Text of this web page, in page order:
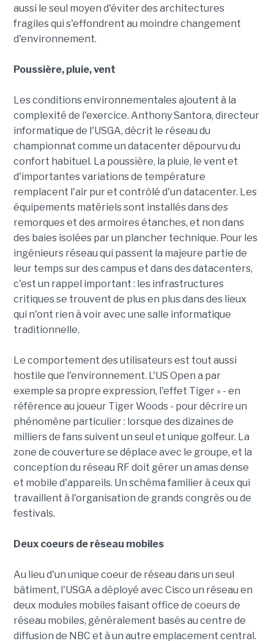
aussi le seul moyen d'éviter des architectures
fragiles qui s'effondrent au moindre changement
d'environnement.
Poussière, pluie, vent
Les conditions environnementales ajoutent à la
complexité de l'exercice. Anthony Santora, directeur
informatique de l'USGA, décrit le réseau du
championnat comme un datacenter dépourvu du
confort habituel. La poussière, la pluie, le vent et
d'importantes variations de température
remplacent l'air pur et contrôlé d'un datacenter. Les
équipements matériels sont installés dans des
remorques et des armoires étanches, et non dans
des baies isolées par un plancher technique. Pour les
ingénieurs réseau qui passent la majeure partie de
leur temps sur des campus et dans des datacenters,
c'est un rappel important : les infrastructures
critiques se trouvent de plus en plus dans des lieux
qui n'ont rien à voir avec une salle informatique
traditionnelle.
Le comportement des utilisateurs est tout aussi
hostile que l'environnement. L'US Open a par
exemple sa propre expression, l'effet Tiger » - en
référence au joueur Tiger Woods - pour décrire un
phénomène particulier : lorsque des dizaines de
milliers de fans suivent un seul et unique golfeur. La
zone de couverture se déplace avec le groupe, et la
conception du réseau RF doit gérer un amas dense
et mobile d'appareils. Un schéma familier à ceux qui
travaillent à l'organisation de grands congrès ou de
festivals.
Deux coeurs de réseau mobiles
Au lieu d'un unique coeur de réseau dans un seul
bâtiment, l'USGA a déployé avec Cisco un réseau en
deux modules mobiles faisant office de coeurs de
réseau mobiles, généralement basés au centre de
diffusion de NBC et à un autre emplacement central.